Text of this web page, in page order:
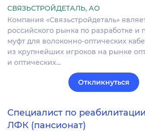
СВЯЗЬСТРОЙДЕТАЛЬ, АО
Компания «Связьстройдеталь»
российского рынка по разработке и
муфт для волоконно-оптических
из крупнейших игроков на рынке
и оптических…
Откликнуться
Специалист по
ЛФК (пансионат)